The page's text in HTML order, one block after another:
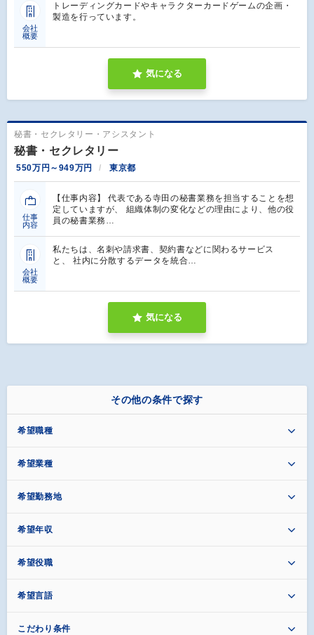
会社
概要
トレーディングカードやキャラクターカードゲームの企画・
製造を行っています。
気になる
秘書・セクレタリー・アシスタント
秘書・セクレタリー
550万円～949万円 東京都
仕事
内容
【仕事内容】 代表である寺田の秘書業務を担当することを想
定していますが、 組織体制の変化などの理由により、他の役
員の秘書業務…
会社
概要
私たちは、名刺や請求書、契約書などに関わるサービス
と、 社内に分散するデータを統合…
気になる
その他の条件で探す
希望職種
希望業種
希望勤務地
希望年収
希望役職
希望言語
こだわり条件